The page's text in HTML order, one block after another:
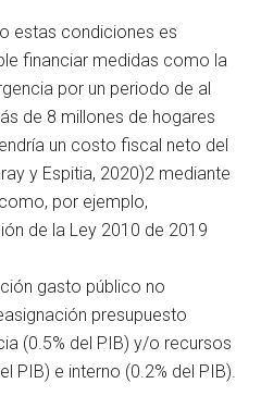
estas condiciones es
financiar medidas como la
por un periodo de al
de 8 millones de hogares
un costo fiscal neto del
y Espitia, 2020)2 mediante
por ejemplo,
de la Ley 2010 de 2019
gasto público no
presupuesto
(0.5% del PIB) y/o recursos
PIB) e interno (0.2% del PIB).